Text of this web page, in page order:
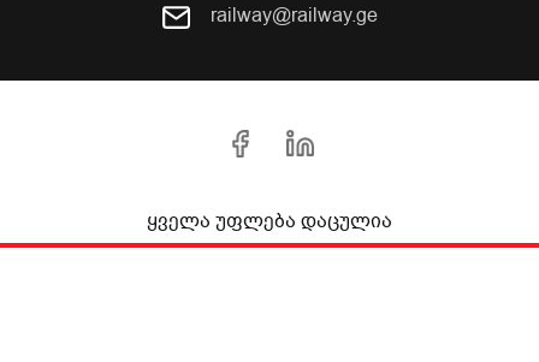
railway@railway.ge
ყველა უფლება დაცულია